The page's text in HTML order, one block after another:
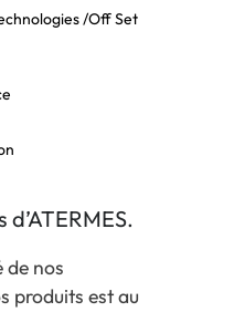
/Off Set
de nos
produits est au